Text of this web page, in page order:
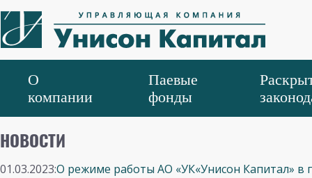
О
компании
Паевые
фонды
НОВОСТИ
01.03.2023:О режиме работы АО «УК«Унисон Капитал» в